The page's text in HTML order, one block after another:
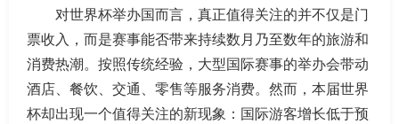
对世界杯举办国而言，真正值得关注的并不仅是门
票收入，而是赛事能否带来持续数月乃至数年的旅游和
消费热潮。按照传统经验，大型国际赛事的举办会带动
酒店、餐饮、交通、零售等服务消费。然而，本届世界
杯却出现一个值得关注的新现象：国际游客增长低于预